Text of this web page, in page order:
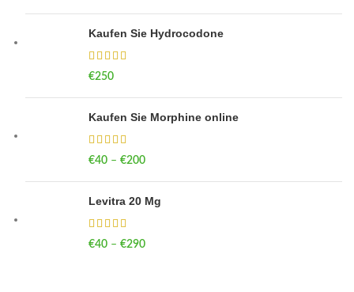
Kaufen Sie Hydrocodone
€250
Kaufen Sie Morphine online
€40 – €200
Levitra 20 Mg
€40 – €290